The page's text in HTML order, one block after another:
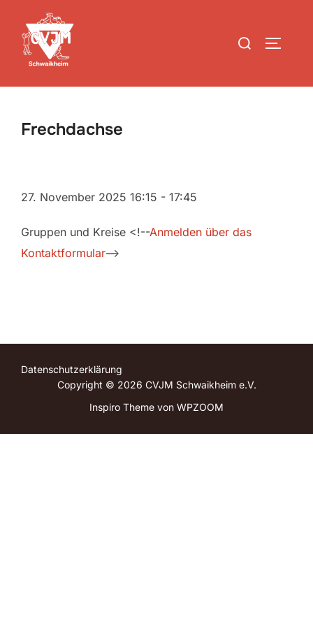
Inhalt
springen
Suchen
Frechdachse
27. November 2025 16:15 - 17:45
Gruppen und Kreise <!--Anmelden über das
Kontaktformular-->
Datenschutzerklärung
Copyright © 2026 CVJM Schwaikheim e.V.
Inspiro Theme von WPZOOM